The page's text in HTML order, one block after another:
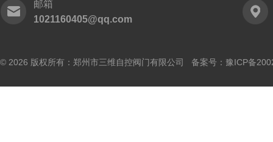
邮箱
1021160405@qq.com
© 2026 版权所有：郑州市三维自控阀门有限公司 备案号： 豫ICP备